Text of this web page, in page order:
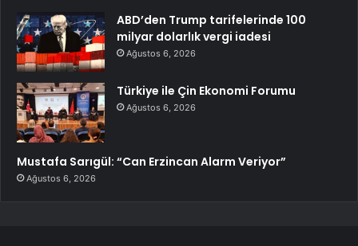
ABD’den Trump tarifelerinde 100
milyar dolarlık vergi iadesi
Ağustos 6, 2026
Türkiye ile Çin Ekonomi Forumu
Ağustos 6, 2026
Mustafa Sarıgül: “Can Erzincan Alarm Veriyor”
Ağustos 6, 2026